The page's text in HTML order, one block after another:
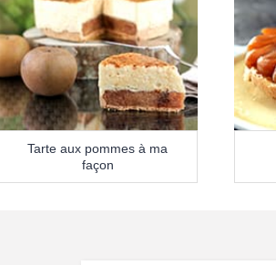
Tarte aux pommes à ma
façon